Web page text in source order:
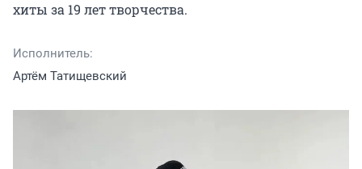
хиты за 19 лет творчества.
Исполнитель:
Артём Татищевский